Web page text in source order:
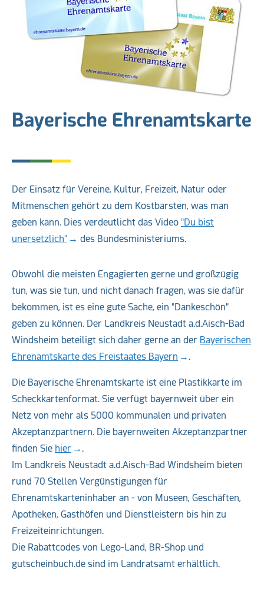
Bayerische Ehrenamtskarte
Der Einsatz für Vereine, Kultur, Freizeit, Natur oder
Mitmenschen gehört zu dem Kostbarsten, was man
geben kann. Dies verdeutlicht das Video "Du bist
unersetzlich"
des Bundesministeriums.
Obwohl die meisten Engagierten gerne und großzügig
tun, was sie tun, und nicht danach fragen, was sie dafür
bekommen, ist es eine gute Sache, ein "Dankeschön"
geben zu können. Der Landkreis Neustadt a.d.Aisch-Bad
Windsheim beteiligt sich daher gerne an der Bayerischen
Ehrenamtskarte des Freistaates Bayern
.
Die Bayerische Ehrenamtskarte ist eine Plastikkarte im
Scheckkartenformat. Sie verfügt bayernweit über ein
Netz von mehr als 5000 kommunalen und privaten
Akzeptanzpartnern. Die bayernweiten Akzeptanzpartner
finden Sie hier
.
Im Landkreis Neustadt a.d.Aisch-Bad Windsheim bieten
rund 70 Stellen Vergünstigungen für
Ehrenamtskarteninhaber an - von Museen, Geschäften,
Apotheken, Gasthöfen und Dienstleistern bis hin zu
Freizeiteinrichtungen.
Die Rabattcodes von Lego-Land, BR-Shop und
gutscheinbuch.de sind im Landratsamt erhältlich.